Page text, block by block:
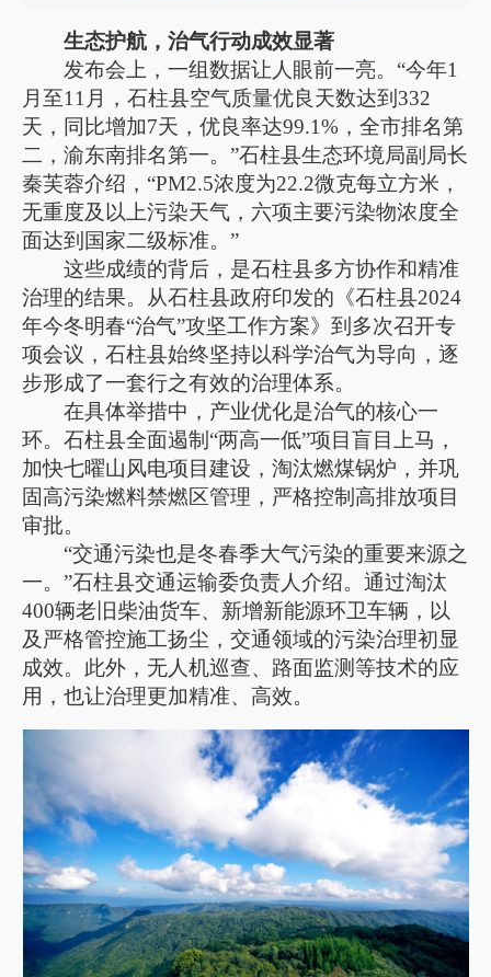
生态护航，治气行动成效显著
发布会上，一组数据让人眼前一亮。“今年1
月至11月，石柱县空气质量优良天数达到332
天，同比增加7天，优良率达99.1%，全市排名第
二，渝东南排名第一。”石柱县生态环境局副局长
秦芙蓉介绍，“PM2.5浓度为22.2微克每立方米，
无重度及以上污染天气，六项主要污染物浓度全
面达到国家二级标准。”
这些成绩的背后，是石柱县多方协作和精准
治理的结果。从石柱县政府印发的《石柱县2024
年今冬明春“治气”攻坚工作方案》到多次召开专
项会议，石柱县始终坚持以科学治气为导向，逐
步形成了一套行之有效的治理体系。
在具体举措中，产业优化是治气的核心一
环。石柱县全面遏制“两高一低”项目盲目上马，
加快七曜山风电项目建设，淘汰燃煤锅炉，并巩
固高污染燃料禁燃区管理，严格控制高排放项目
审批。
“交通污染也是冬春季大气污染的重要来源之
一。”石柱县交通运输委负责人介绍。通过淘汰
400辆老旧柴油货车、新增新能源环卫车辆，以
及严格管控施工扬尘，交通领域的污染治理初显
成效。此外，无人机巡查、路面监测等技术的应
用，也让治理更加精准、高效。